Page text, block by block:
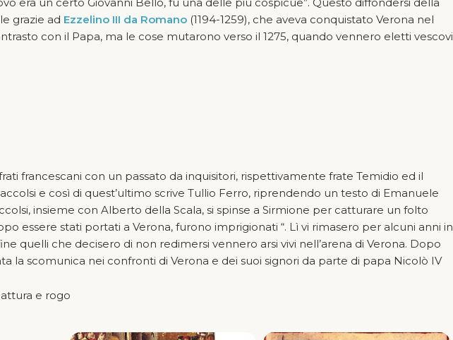
grazie ad Ezzelino III da Romano (1194-1259), che aveva conquistato Verona nel
con il Papa, ma le cose mutarono verso il 1275, quando vennero eletti vescovi
francescani con un passato da inquisitori, rispettivamente frate Temidio ed il
e così di quest’ultimo scrive Tullio Ferro, riprendendo un testo di Emanuele
insieme con Alberto della Scala, si spinse a Sirmione per catturare un folto
essere stati portati a Verona, furono imprigionati “. Lì vi rimasero per alcuni anni in
quelli che decisero di non redimersi vennero arsi vivi nell’arena di Verona. Dopo
la scomunica nei confronti di Verona e dei suoi signori da parte di papa Nicolò IV
e rogo